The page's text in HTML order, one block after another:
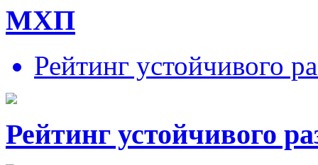
МХП
Рейтинг устойчивого
Рейтинг устойчивого